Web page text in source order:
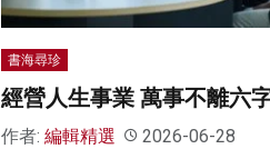
書海尋珍
經營人生事業 萬事不離六
作者: 編輯精選 2026-06-28